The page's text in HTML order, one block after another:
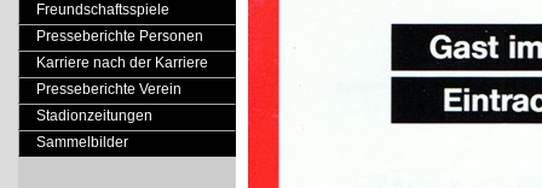
Freundschaftsspiele
Presseberichte Personen
Karriere nach der Karriere
Presseberichte Verein
Stadionzeitungen
Sammelbilder